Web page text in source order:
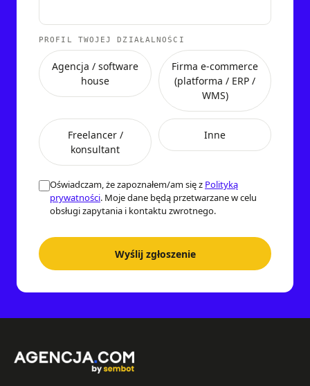
PROFIL TWOJEJ DZIAŁALNOŚCI
Agencja / software
house
Firma e-commerce
(platforma / ERP /
WMS)
Freelancer /
konsultant
Inne
Oświadczam, że zapoznałem/am się z Polityką
prywatności. Moje dane będą przetwarzane w celu
obsługi zapytania i kontaktu zwrotnego.
Wyślij zgłoszenie